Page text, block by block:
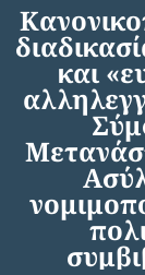
και